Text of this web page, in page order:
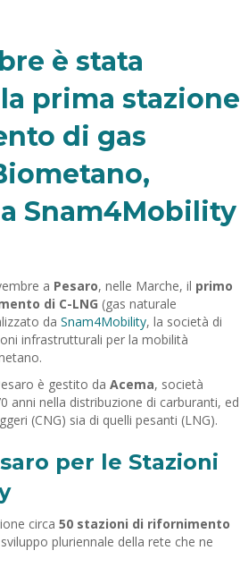
è stata
prima stazione
di gas
Snam4Mobility
a Pesaro, nelle Marche, il primo
di C-LNG (gas naturale
da Snam4Mobility, la società di
infrastrutturali per la mobilità
è gestito da Acema, società
anni nella distribuzione di carburanti, ed
(CNG) sia di quelli pesanti (LNG).
per le Stazioni
circa 50 stazioni di rifornimento
pluriennale della rete che ne